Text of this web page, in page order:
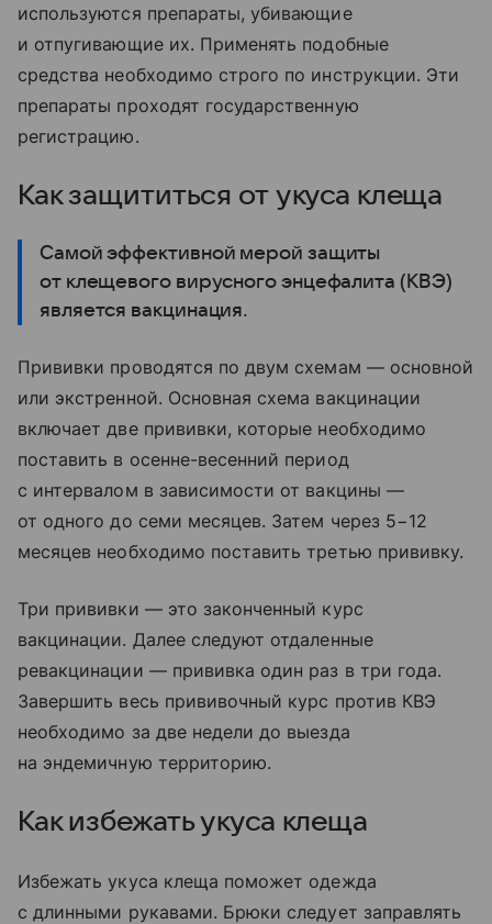
используются препараты, убивающие
и отпугивающие их. Применять подобные
средства необходимо строго по инструкции. Эти
препараты проходят государственную
регистрацию.
Как защититься от укуса клеща
Самой эффективной мерой защиты
от клещевого вирусного энцефалита (КВЭ)
является вакцинация.
Прививки проводятся по двум схемам — основной
или экстренной. Основная схема вакцинации
включает две прививки, которые необходимо
поставить в осенне-весенний период
с интервалом в зависимости от вакцины —
от одного до семи месяцев. Затем через 5−12
месяцев необходимо поставить третью прививку.
Три прививки — это законченный курс
вакцинации. Далее следуют отдаленные
ревакцинации — прививка один раз в три года.
Завершить весь прививочный курс против КВЭ
необходимо за две недели до выезда
на эндемичную территорию.
Как избежать укуса клеща
Избежать укуса клеща поможет одежда
с длинными рукавами. Брюки следует заправлять